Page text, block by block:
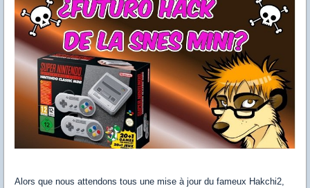
Alors que nous attendons tous une mise à jour du fameux Hakchi2,